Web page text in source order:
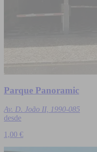
Parque Panoramic
Av. D. João II, 1990-085
desde
1,00 €